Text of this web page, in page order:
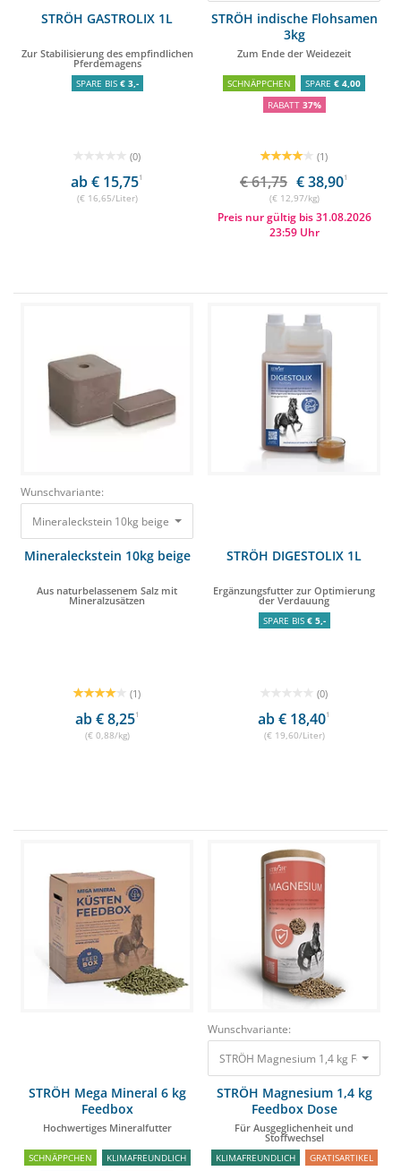
STRÖH GASTROLIX 1L
Zur Stabilisierung des empfindlichen
Pferdemagens
SPARE BIS € 3,-
(0)
ab € 15,751
(€ 16,65/Liter)
STRÖH indische Flohsamen
3kg
Zum Ende der Weidezeit
SCHNÄPPCHEN SPARE € 4,00
RABATT 37%
(1)
€ 61,75 € 38,901
(€ 12,97/kg)
Preis nur gültig bis 31.08.2026
23:59 Uhr
Wunschvariante:
Mineraleckstein 10kg beige Aus naturbelassenem Salz mit
Mineraleckstein 10kg beige
Aus naturbelassenem Salz mit
Mineralzusätzen
(1)
ab € 8,251
(€ 0,88/kg)
STRÖH DIGESTOLIX 1L
Ergänzungsfutter zur Optimierung
der Verdauung
SPARE BIS € 5,-
(0)
ab € 18,401
(€ 19,60/Liter)
STRÖH Mega Mineral 6 kg
Feedbox
Hochwertiges Mineralfutter
SCHNÄPPCHEN
KLIMAFREUNDLICH
Wunschvariante:
STRÖH Magnesium 1,4 kg
STRÖH Magnesium 1,4 kg
Feedbox Dose
Für Ausgeglichenheit und
Stoffwechsel
KLIMAFREUNDLICH GRATISARTIKEL